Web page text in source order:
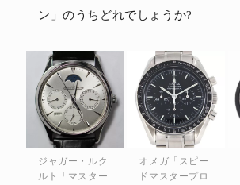
ン」のうちどれでしょうか?
ジャガー・ルク
ルト「マスター
オメガ「スピー
ドマスタープロ